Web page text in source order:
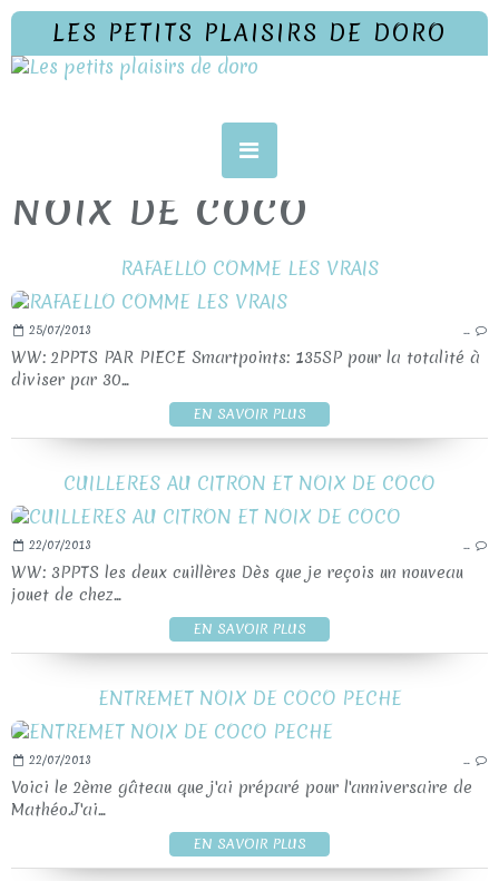
LES PETITS PLAISIRS DE DORO
NOIX DE COCO
RAFAELLO COMME LES VRAIS
25/07/2013 …
WW: 2PPTS PAR PIECE Smartpoints: 135SP pour la totalité à
diviser par 30...
EN SAVOIR PLUS
CUILLERES AU CITRON ET NOIX DE COCO
22/07/2013 …
WW: 3PPTS les deux cuillères Dès que je reçois un nouveau
jouet de chez...
EN SAVOIR PLUS
ENTREMET NOIX DE COCO PECHE
22/07/2013 …
Voici le 2ème gâteau que j'ai préparé pour l'anniversaire de
Mathéo.J'ai...
EN SAVOIR PLUS